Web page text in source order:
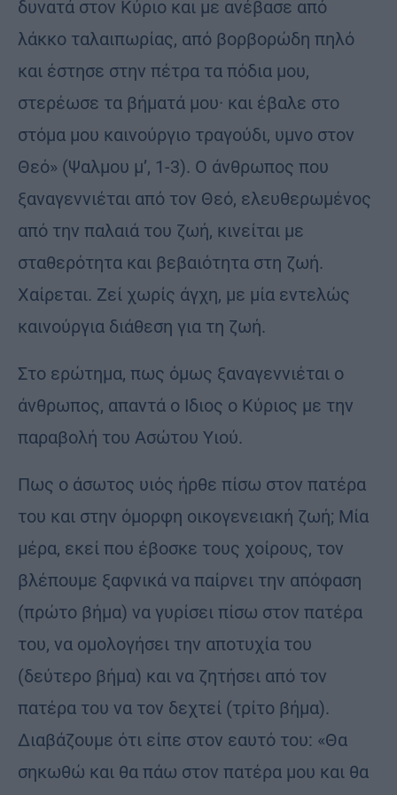
δυνατά στον Κύριο και με ανέβασε από
λάκκο ταλαιπωρίας, από βορβορώδη πηλό
και έστησε στην πέτρα τα πόδια μου,
στερέωσε τα βήματά μου· και έβαλε στο
στόμα μου καινούργιο τραγούδι, υµνο στον
Θεό» (Ψαλµου μ’, 1-3). Ο άνθρωπος που
ξαναγεννιέται από τον Θεό, ελευθερωμένος
από την παλαιά του ζωή, κινείται με
σταθερότητα και βεβαιότητα στη ζωή.
Χαίρεται. Ζεί χωρίς άγχη, με μία εντελώς
καινούργια διάθεση για τη ζωή.
Στο ερώτημα, πως όμως ξαναγεννιέται ο
άνθρωπος, απαντά ο Ιδιος ο Κύριος με την
παραβολή του Ασώτου Υιού.
Πως ο άσωτος υιός ήρθε πίσω στον πατέρα
του και στην όμορφη οικογενειακή ζωή; Μία
μέρα, εκεί που έβοσκε τους χοίρους, τον
βλέπουμε ξαφνικά να παίρνει την απόφαση
(πρώτο βήμα) να γυρίσει πίσω στον πατέρα
του, να ομολογήσει την αποτυχία του
(δεύτερο βήμα) και να ζητήσει από τον
πατέρα του να τον δεχτεί (τρίτο βήμα).
Διαβάζουμε ότι είπε στον εαυτό του: «Θα
σηκωθώ και θα πάω στον πατέρα μου και θα